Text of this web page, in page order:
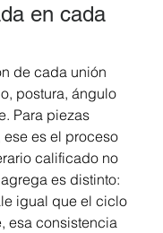
en cada
de cada unión
postura, ángulo
Para piezas
es el proceso
calificado no
es distinto:
igual que el ciclo
esa consistencia